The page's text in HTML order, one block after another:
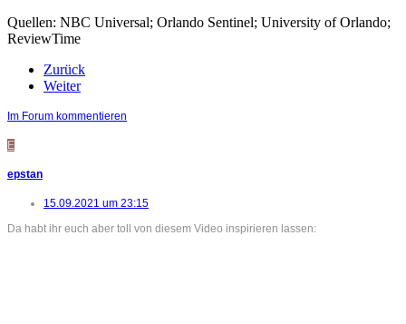
Quellen: NBC Universal; Orlando Sentinel; University of Orlando;
ReviewTime
Zurück
Weiter
Im Forum kommentieren
E
epstan
15.09.2021 um 23:15
Da habt ihr euch aber toll von diesem Video inspirieren lassen: